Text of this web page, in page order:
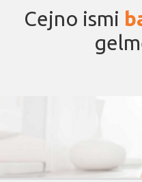
Cejno ismi